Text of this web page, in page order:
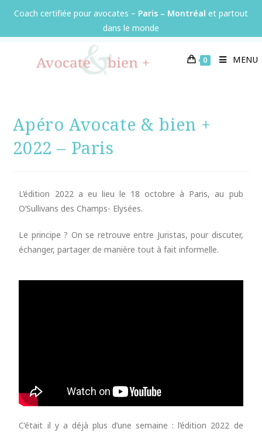
Coach certifiée pour avocates – Paris – Montréal et partout
dans le monde
0 MENU
Apéro Avocate & bien +
2022 – Paris
L’édition 2022 a eu lieu le 18 octobre à Paris, au pub
O’Sullivans des Champs- Elysées.
Le principe ? On se retrouve entre Juristas, pour discuter,
échanger, partager de manière tout à fait informelle.
C’était il y a déjà plus d’une semaine : l’édition 2022 de
Panneau de gestion des cookies